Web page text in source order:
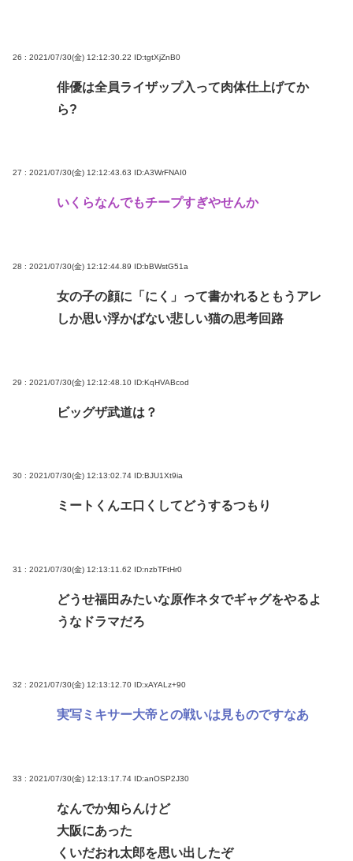
26 : 2021/07/30(金) 12:12:30.22 ID:tgtXjZnB0
俳優は全員ライザップ入って肉体仕上げてか
ら?
27 : 2021/07/30(金) 12:12:43.63 ID:A3WrFNAI0
いくらなんでもチープすぎやせんか
28 : 2021/07/30(金) 12:12:44.89 ID:bBWstG51a
女の子の顔に「にく」って書かれるともうアレ
しか思い浮かばない悲しい猫の思考回路
29 : 2021/07/30(金) 12:12:48.10 ID:KqHVABcod
ビッグザ武道は？
30 : 2021/07/30(金) 12:13:02.74 ID:BJU1Xt9ia
ミートくんエ口くしてどうするつもり
31 : 2021/07/30(金) 12:13:11.62 ID:nzbTFtHr0
どうせ福田みたいな原作ネタでギャグをやるよ
うなドラマだろ
32 : 2021/07/30(金) 12:13:12.70 ID:xAYALz+90
実写ミキサー大帝との戦いは見ものですなあ
33 : 2021/07/30(金) 12:13:17.74 ID:anOSP2J30
なんでか知らんけど
大阪にあった
くいだおれ太郎を思い出したぞ